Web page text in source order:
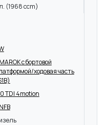
(1968 ccm)
c бортовой
ходовая часть
TDI 4motion